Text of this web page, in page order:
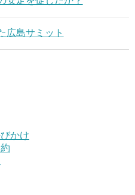
広島サミット
かけ